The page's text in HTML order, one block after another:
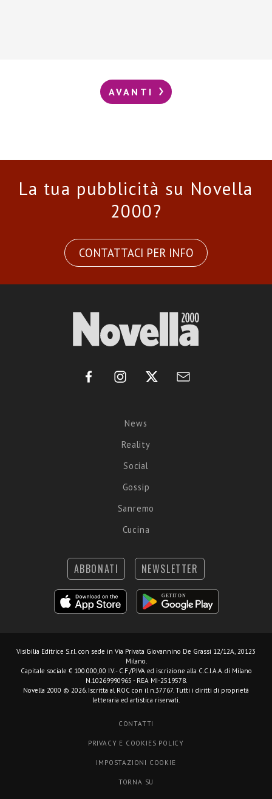
AVANTI
La tua pubblicità su Novella
2000?
CONTATTACI PER INFO
News
Reality
Social
Gossip
Sanremo
Cucina
ABBONATI NEWSLETTER
Visibilia Editrice S.r.l. con sede in Via Privata Giovannino De Grassi 12/12A, 20123
Milano.
Capitale sociale € 100.000,00 I.V. - C.F./P.IVA ed iscrizione alla C.C.I.A.A. di Milano
N.10269990965 - REA MI-2519578.
Novella 2000 © 2026. Iscritta al ROC con il n.37767. Tutti i diritti di proprietà
letteraria ed artistica riservati.
CONTATTI
PRIVACY E COOKIES POLICY
IMPOSTAZIONI COOKIE
TORNA SU